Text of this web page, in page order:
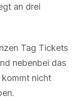
an drei
Tag Tickets
nebenbei das
nicht